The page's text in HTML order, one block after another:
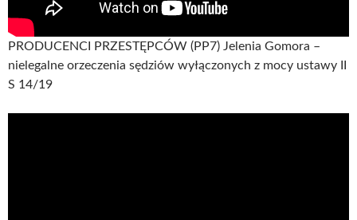
PRODUCENCI PRZESTĘPCÓW (PP7) Jelenia Gomora –
nielegalne orzeczenia sędziów wyłączonych z mocy ustawy II
S 14/19